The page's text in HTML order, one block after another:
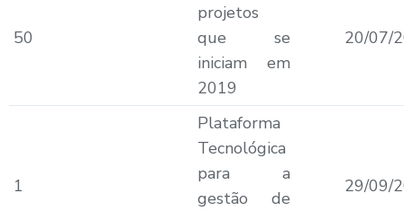
50
projetos
que se
iniciam em
2019
20/07/
1
Plataforma
Tecnológica
para a
gestão de
29/09/